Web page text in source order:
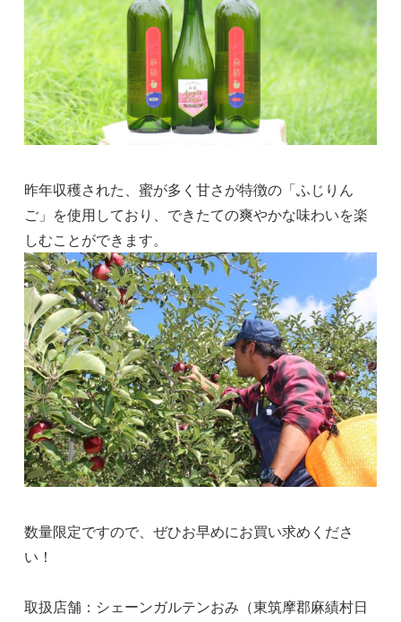
昨年収穫された、蜜が多く甘さが特徴の「ふじりん
ご」を使用しており、できたての爽やかな味わいを楽
しむことができます。
数量限定ですので、ぜひお早めにお買い求めくださ
い！
取扱店舗：シェーンガルテンおみ（東筑摩郡麻績村日